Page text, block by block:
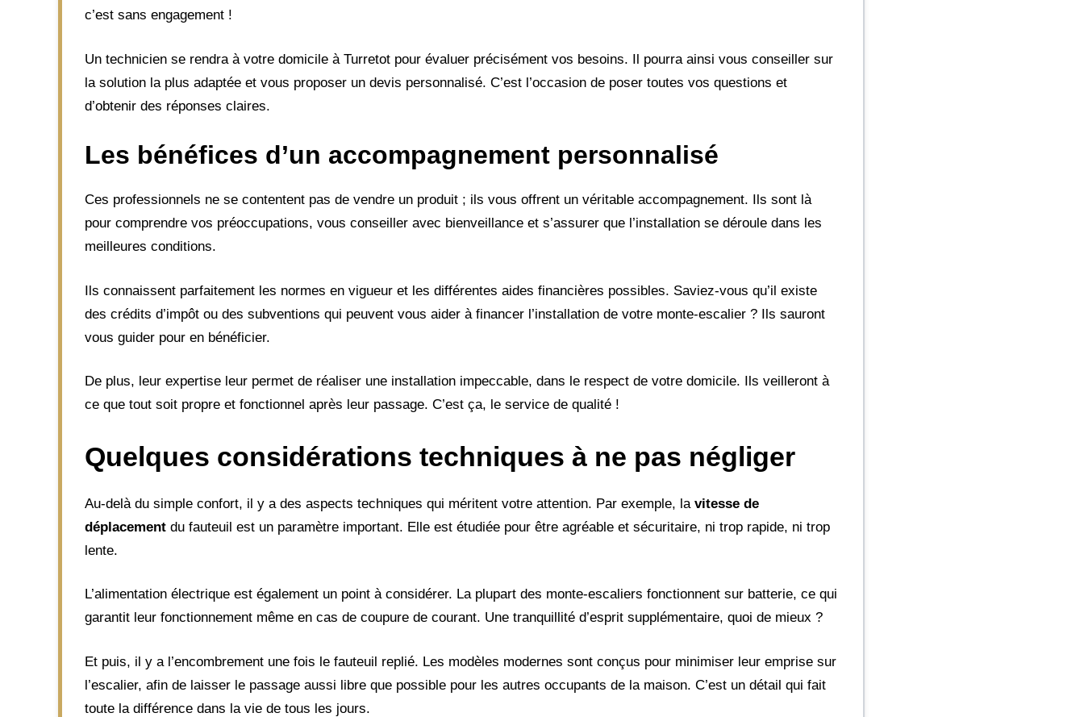
c’est sans engagement !
Un technicien se rendra à votre domicile à Turretot pour évaluer précisément vos besoins. Il pourra ainsi vous conseiller sur
la solution la plus adaptée et vous proposer un devis personnalisé. C’est l’occasion de poser toutes vos questions et
d’obtenir des réponses claires.
Les bénéfices d’un accompagnement personnalisé
Ces professionnels ne se contentent pas de vendre un produit ; ils vous offrent un véritable accompagnement. Ils sont là
pour comprendre vos préoccupations, vous conseiller avec bienveillance et s’assurer que l’installation se déroule dans les
meilleures conditions.
Ils connaissent parfaitement les normes en vigueur et les différentes aides financières possibles. Saviez-vous qu’il existe
des crédits d’impôt ou des subventions qui peuvent vous aider à financer l’installation de votre monte-escalier ? Ils sauront
vous guider pour en bénéficier.
De plus, leur expertise leur permet de réaliser une installation impeccable, dans le respect de votre domicile. Ils veilleront à
ce que tout soit propre et fonctionnel après leur passage. C’est ça, le service de qualité !
Quelques considérations techniques à ne pas négliger
Au-delà du simple confort, il y a des aspects techniques qui méritent votre attention. Par exemple, la vitesse de
déplacement du fauteuil est un paramètre important. Elle est étudiée pour être agréable et sécuritaire, ni trop rapide, ni trop
lente.
L’alimentation électrique est également un point à considérer. La plupart des monte-escaliers fonctionnent sur batterie, ce qui
garantit leur fonctionnement même en cas de coupure de courant. Une tranquillité d’esprit supplémentaire, quoi de mieux ?
Et puis, il y a l’encombrement une fois le fauteuil replié. Les modèles modernes sont conçus pour minimiser leur emprise sur
l’escalier, afin de laisser le passage aussi libre que possible pour les autres occupants de la maison. C’est un détail qui fait
toute la différence dans la vie de tous les jours.